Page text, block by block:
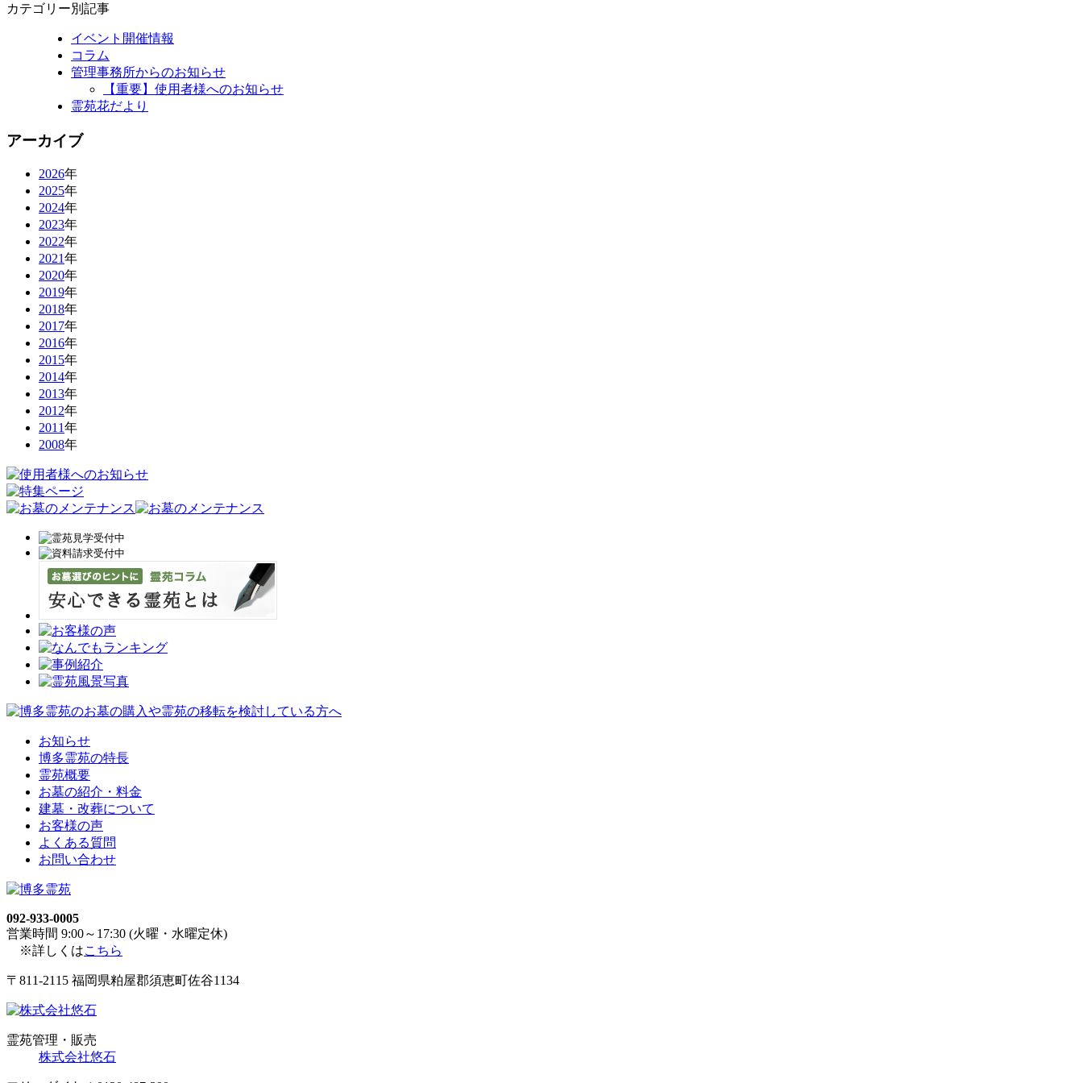
カテゴリー別記事
イベント開催情報
コラム
管理事務所からのお知らせ
【重要】使用者様へのお知らせ
霊苑花だより
アーカイブ
2026年
2025年
2024年
2023年
2022年
2021年
2020年
2019年
2018年
2017年
2016年
2015年
2014年
2013年
2012年
2011年
2008年
お知らせ
博多霊苑の特長
霊苑概要
お墓の紹介・料金
建墓・改葬について
お客様の声
よくある質問
お問い合わせ
092-933-0005
営業時間 9:00～17:30 (火曜・水曜定休)
※詳しくはこちら
〒811-2115 福岡県粕屋郡須恵町佐谷1134
霊苑管理・販売
株式会社悠石